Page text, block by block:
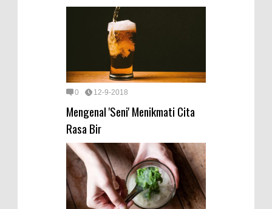
0 12-9-2018
Mengenal 'Seni' Menikmati Cita
Rasa Bir